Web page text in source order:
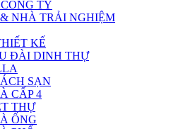
TY
NHÀ TRẢI NGHIỆM
KẾ
ĐÀI DINH THỰ
SẠN
CẤP 4
THỰ
ỐNG